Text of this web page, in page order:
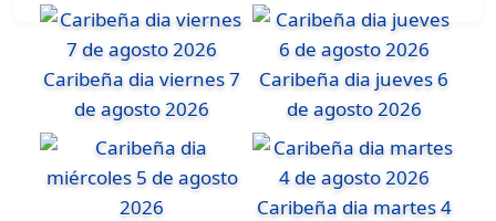
Caribeña dia viernes 7
de agosto 2026
Caribeña dia jueves 6
de agosto 2026
Caribeña dia martes 4